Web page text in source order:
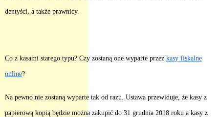
dentyści, a także prawnicy.
Co z kasami starego typu? Czy zostaną one wyparte przez kasy fiskalne
online?
Na pewno nie zostaną wyparte tak od razu. Ustawa przewiduje, że kasy z
papierową kopią będzie można zakupić do 31 grudnia 2018 roku a kasy z